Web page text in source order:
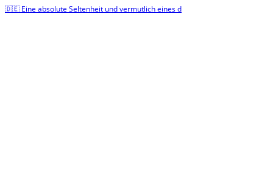
🇩🇪 Eine absolute Seltenheit und vermutlich eines d